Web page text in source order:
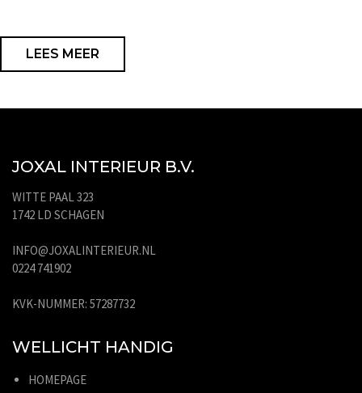
LEES MEER
JOXAL INTERIEUR B.V.
WITTE PAAL 323
1742 LD SCHAGEN
INFO@JOXALINTERIEUR.NL
0224 741902
KVK-NUMMER: 57287732
WELLICHT HANDIG
HOMEPAGE